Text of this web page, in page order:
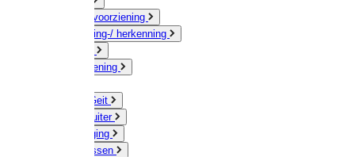
Drinkwatervoorziening
Veemarkering-/ herkenning
Voervoorziening
Schaap / Geit
Paard & Ruiter
Veeverzorging
Scheermessen